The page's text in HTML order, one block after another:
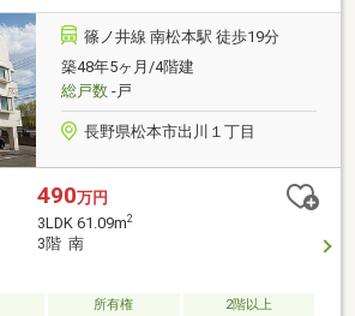
篠ノ井線 南松本駅 徒歩19分
築48年5ヶ月/4階建
総戸数-戸
長野県松本市出川１丁目
490万円
3LDK 61.09m2
3階 南
所有権
2階以上